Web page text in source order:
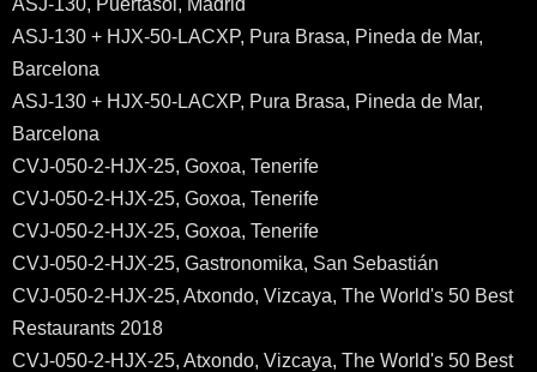
ASJ-130 + HJX-50-LACXP, Pura Brasa, Pineda de Mar,
Barcelona
ASJ-130 + HJX-50-LACXP, Pura Brasa, Pineda de Mar,
Barcelona
CVJ-050-2-HJX-25, Goxoa, Tenerife
CVJ-050-2-HJX-25, Goxoa, Tenerife
CVJ-050-2-HJX-25, Goxoa, Tenerife
CVJ-050-2-HJX-25, Gastronomika, San Sebastián
CVJ-050-2-HJX-25, Atxondo, Vizcaya, The World's 50 Best
Restaurants 2018
CVJ-050-2-HJX-25, Atxondo, Vizcaya, The World's 50 Best